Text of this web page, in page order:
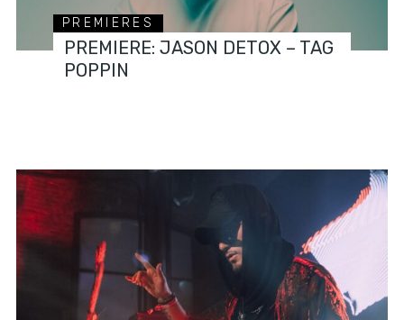
PREMIERES
PREMIERE: JASON DETOX – TAG
POPPIN